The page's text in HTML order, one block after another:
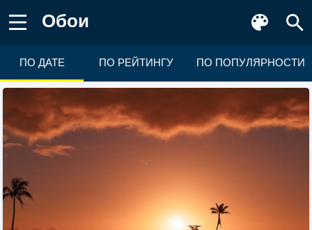
Обои
ПО ДАТЕ ПО РЕЙТИНГУ ПО ПОПУЛЯРНОСТИ